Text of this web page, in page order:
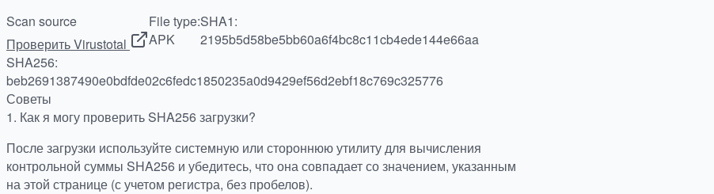
Scan source
Проверить Virustotal
File type:
APK
SHA1:
2195b5d58be5bb60a6f4bc8c11cb4ede144e66aa
SHA256:
beb2691387490e0bdfde02c6fedc1850235a0d9429ef56d2ebf18c769c325776
Советы
1. Как я могу проверить SHA256 загрузки?
После загрузки используйте системную или стороннюю утилиту для вычисления
контрольной суммы SHA256 и убедитесь, что она совпадает со значением, указанным
на этой странице (с учетом регистра, без пробелов).